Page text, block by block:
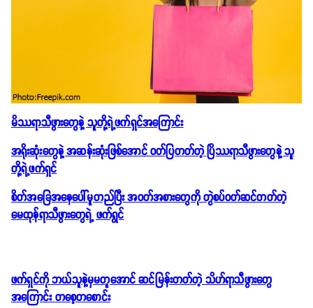
မိဿရာသီဖွားတွေနဲ့ သူတို့ရဲ့ဖက်ရှင်အကြောင်း
အရိုးဆုံးတွေနဲ့ အဆန်းဆုံးဖြစ်အောင် ဝတ်ပြတတ်တဲ့ ပြိဿရာသီဖွားတွေနဲ့ သူ
တို့ရဲ့ဖက်ရှင်
စိတ်အခြေအနေပေါ်မူတည်ပြီး အဝတ်အစားတွေကို တွဲစပ်ဝတ်ဆင်တတ်တဲ့
မေထုန်ရာသီဖွားတွေရဲ့ ဖက်ရွင်
ဖက်ရှင်ကို ဘယ်သူနဲ့မှမတူအောင် ဆင်မြန်းတတ်တဲ့ သိဟ်ရာသီဖွားတွေ
အကြောင်း တစေ့တစောင်း